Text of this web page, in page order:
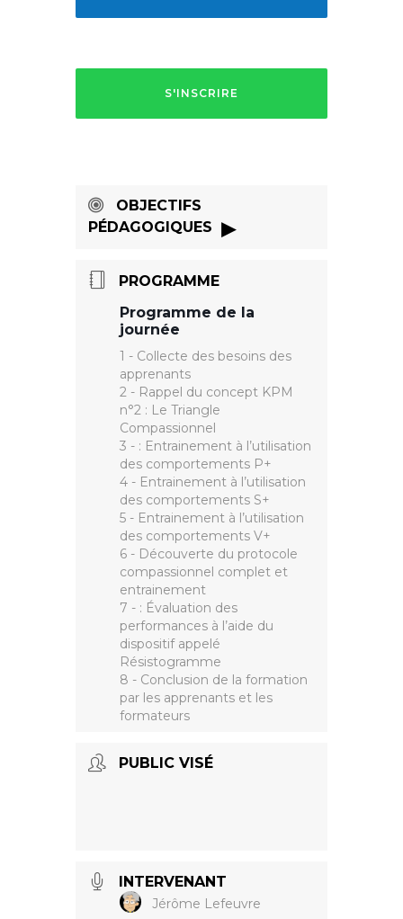
S'INSCRIRE
OBJECTIFS
PÉDAGOGIQUES
compétences à éviter de
générer des conflits, les éviter
ou en sortir. Les participants
développent aussi leur
capacité de repérage des
indices de démarrage de
conflits.
PROGRAMME
Programme de la
journée
1 - Collecte des besoins des
apprenants
2 - Rappel du concept KPM
n°2 : Le Triangle
Compassionnel
3 - : Entrainement à l’utilisation
des comportements P+
4 - Entrainement à l’utilisation
des comportements S+
5 - Entrainement à l’utilisation
des comportements V+
6 - Découverte du protocole
compassionnel complet et
entrainement
7 - : Évaluation des
performances à l’aide du
dispositif appelé
Résistogramme
8 - Conclusion de la formation
par les apprenants et les
formateurs
PUBLIC VISÉ
INTERVENANT
Jérôme Lefeuvre